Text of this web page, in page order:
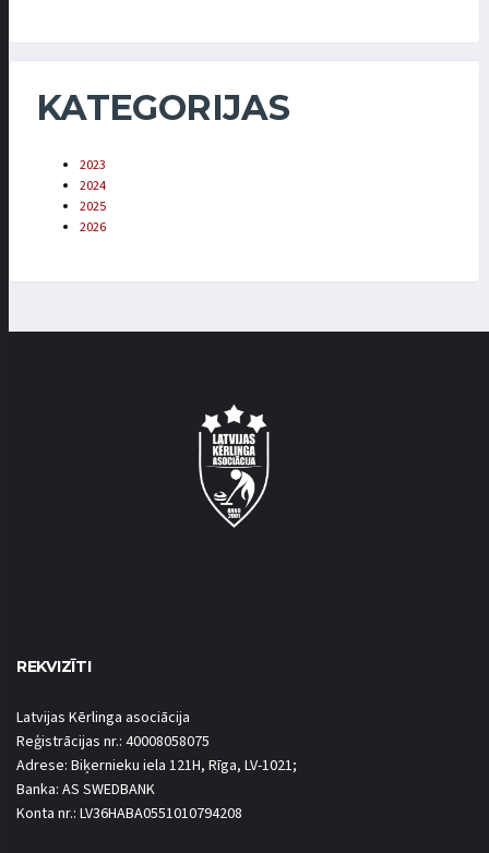
KATEGORIJAS
2023
2024
2025
2026
REKVIZĪTI
Latvijas Kērlinga asociācija
Reģistrācijas nr.: 40008058075
Adrese: Biķernieku iela 121H, Rīga, LV-1021;
Banka: AS SWEDBANK
Konta nr.: LV36HABA0551010794208